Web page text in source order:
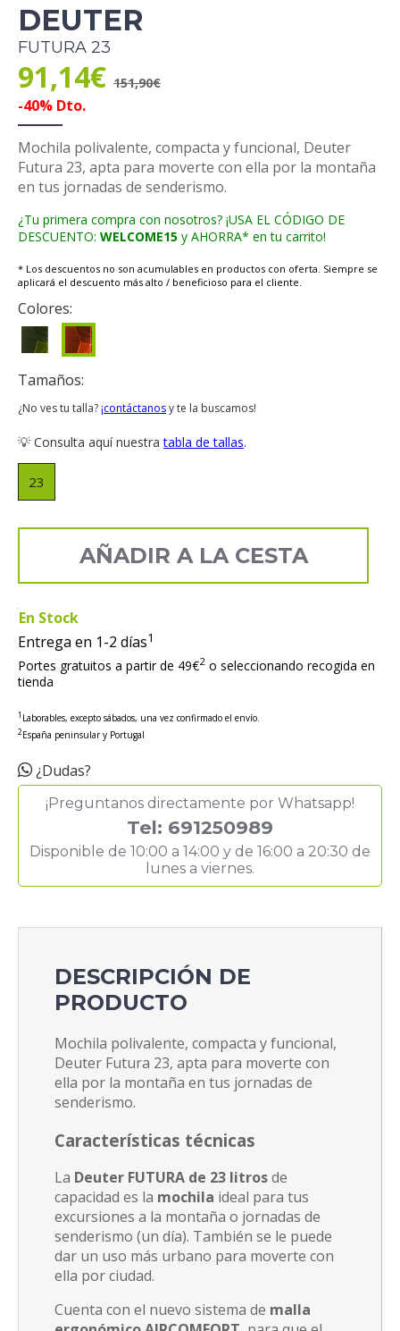
DEUTER
FUTURA 23
91,14€ 151,90€
-40% Dto.
Mochila polivalente, compacta y funcional, Deuter
Futura 23, apta para moverte con ella por la montaña
en tus jornadas de senderismo.
¿Tu primera compra con nosotros? ¡USA EL CÓDIGO DE
DESCUENTO: WELCOME15 y AHORRA* en tu carrito!
* Los descuentos no son acumulables en productos con oferta. Siempre se
aplicará el descuento más alto / beneficioso para el cliente.
Colores:
Tamaños:
¿No ves tu talla?¡contáctanosy te la buscamos!
💡 Consulta aquí nuestratabla de tallas.
23
AÑADIR A LA CESTA
En Stock
Entrega en 1-2 días1
Portes gratuitos a partir de 49€2 o seleccionando recogida en
tienda
1 Laborables, excepto sábados, una vez confirmado el envío.
2España peninsular y Portugal
¿Dudas?
¡Preguntanos directamente por Whatsapp!
Tel: 691250989
Disponible de 10:00 a 14:00 y de 16:00 a 20:30 de
lunes a viernes.
DESCRIPCIÓN DE
PRODUCTO
Mochila polivalente, compacta y funcional,
Deuter Futura 23, apta para moverte con
ella por la montaña en tus jornadas de
senderismo.
Características técnicas
La Deuter FUTURA de 23 litrosde
capacidad es la mochila ideal para tus
excursiones a la montaña o jornadas de
senderismo (un día). También se le puede
dar un uso más urbano para moverte con
ella por ciudad.
Cuenta con el nuevo sistema de malla